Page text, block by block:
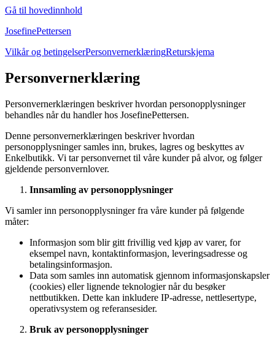
Gå til hovedinnhold
JosefinePettersen
Vilkår og betingelserPersonvernerklæringReturskjema
Personvernerklæring
Personvernerklæringen beskriver hvordan personopplysninger
behandles når du handler hos JosefinePettersen.
Denne personvernerklæringen beskriver hvordan
personopplysninger samles inn, brukes, lagres og beskyttes av
Enkelbutikk. Vi tar personvernet til våre kunder på alvor, og følger
gjeldende personvernlover.
Innsamling av personopplysninger
Vi samler inn personopplysninger fra våre kunder på følgende
måter:
Informasjon som blir gitt frivillig ved kjøp av varer, for
eksempel navn, kontaktinformasjon, leveringsadresse og
betalingsinformasjon.
Data som samles inn automatisk gjennom informasjonskapsler
(cookies) eller lignende teknologier når du besøker
nettbutikken. Dette kan inkludere IP-adresse, nettlesertype,
operativsystem og referansesider.
Bruk av personopplysninger